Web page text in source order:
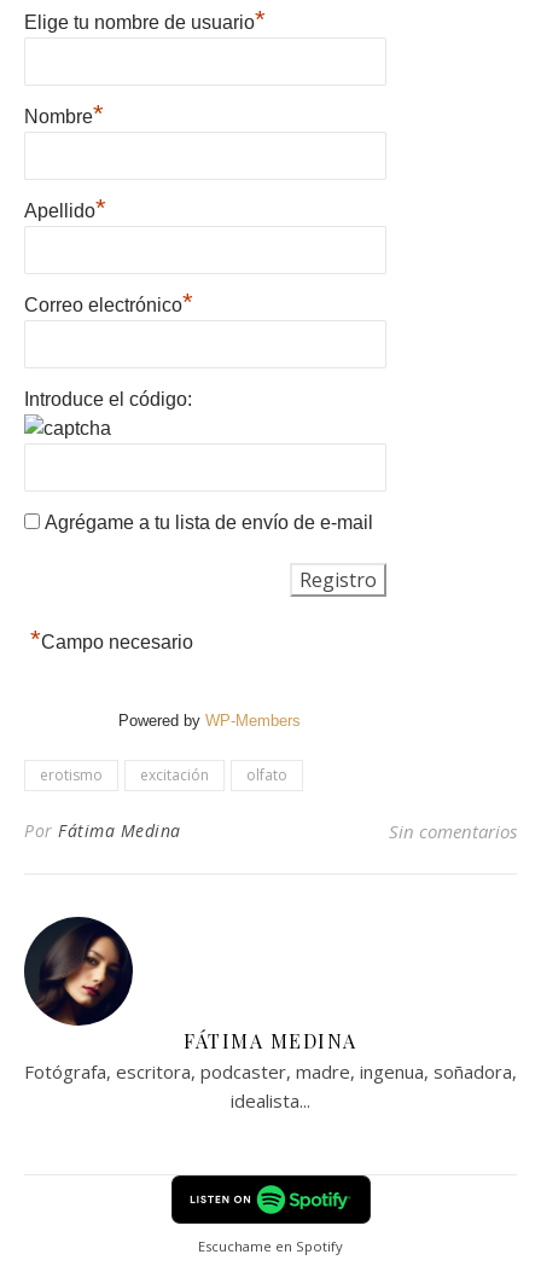
Elige tu nombre de usuario*
Nombre*
Apellido*
Correo electrónico*
Introduce el código:
Agrégame a tu lista de envío de e-mail
*Campo necesario
Powered by WP-Members
erotismo excitación olfato
Por Fátima Medina Sin comentarios
FÁTIMA MEDINA
Fotógrafa, escritora, podcaster, madre, ingenua, soñadora,
idealista...
Escuchame en Spotify